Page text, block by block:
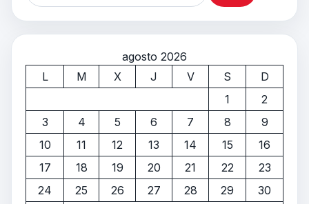
agosto 2026
L
M X J V S
D
1
2
3
4 5 6 7 8
9
10
11 12 13 14 15
16
17
18 19 20 21 22
23
24
25 26 27 28 29
30